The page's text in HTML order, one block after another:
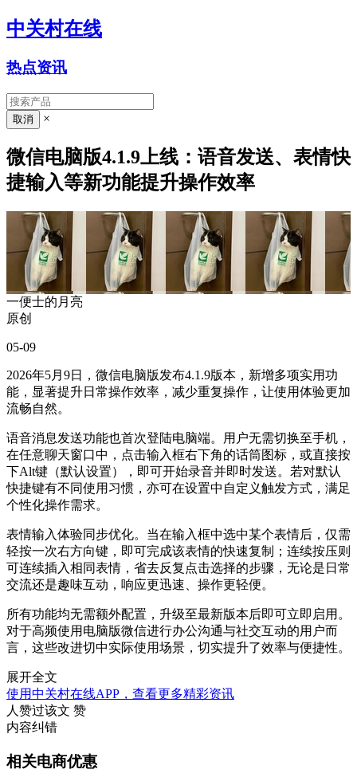
中关村在线
热点资讯
×
微信电脑版4.1.9上线：语音发送、表情快
捷输入等新功能提升操作效率
一便士的月亮
原创
05-09
2026年5月9日，微信电脑版发布4.1.9版本，新增多项实用功
能，显著提升日常操作效率，减少重复操作，让使用体验更加
流畅自然。
语音消息发送功能也首次登陆电脑端。用户无需切换至手机，
在任意聊天窗口中，点击输入框右下角的话筒图标，或直接按
下Alt键（默认设置），即可开始录音并即时发送。若对默认
快捷键有不同使用习惯，亦可在设置中自定义触发方式，满足
个性化操作需求。
表情输入体验同步优化。当在输入框中选中某个表情后，仅需
轻按一次右方向键，即可完成该表情的快速复制；连续按压则
可连续插入相同表情，省去反复点击选择的步骤，无论是日常
交流还是趣味互动，响应更迅速、操作更轻便。
所有功能均无需额外配置，升级至最新版本后即可立即启用。
对于高频使用电脑版微信进行办公沟通与社交互动的用户而
言，这些改进切中实际使用场景，切实提升了效率与便捷性。
展开全文
使用中关村在线APP，查看更多精彩资讯
人赞过该文 赞
内容纠错
相关电商优惠